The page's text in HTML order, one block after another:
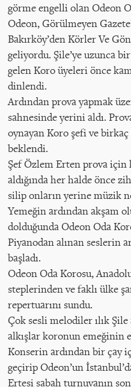
görme engelli olan Odeon
Odeon, Görülmeyen
Bakırköy’den Körler Ve
geliyordu. Şile’ye uzunca
gelen Koro üyeleri önce
dinlendi.
Ardından prova yapmak
sahnesinde yerini aldı.
oynayan Koro şefi ve
beklendi.
Şef Özlem Erten prova için
aldığında her halde önce
silip onların yerine müzik
Yemeğin ardından akşam
dolduğunda Odeon Oda
Piyanodan alınan seslerin
başladı.
Odeon Oda Korosu,
steplerinden ve faklı ülke
repertuarını sundu.
Çok sesli melodiler ılık Şile
alkışlar koronun emeğinin
Konserin ardından bir çay
geçirip Odeon’un
Ertesi sabah turnuvanın